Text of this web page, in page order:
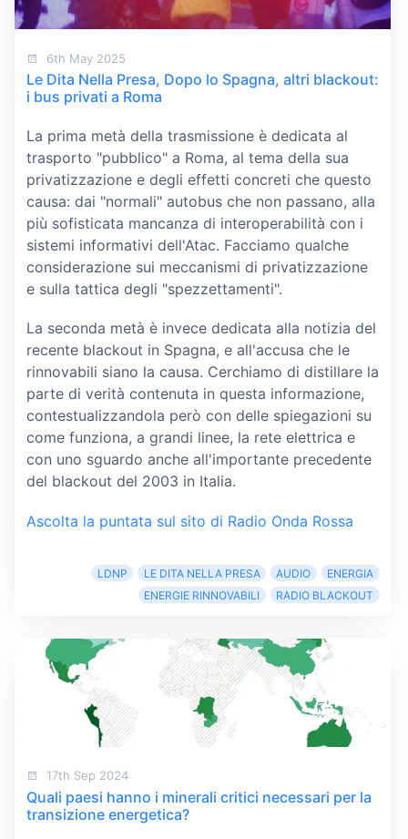
6th May 2025
Le Dita Nella Presa, Dopo lo Spagna, altri blackout:
i bus privati a Roma
La prima metà della trasmissione è dedicata al
trasporto "pubblico" a Roma, al tema della sua
privatizzazione e degli effetti concreti che questo
causa: dai "normali" autobus che non passano, alla
più sofisticata mancanza di interoperabilità con i
sistemi informativi dell'Atac. Facciamo qualche
considerazione sui meccanismi di privatizzazione
e sulla tattica degli "spezzettamenti".
La seconda metà è invece dedicata alla notizia del
recente blackout in Spagna, e all'accusa che le
rinnovabili siano la causa. Cerchiamo di distillare la
parte di verità contenuta in questa informazione,
contestualizzandola però con delle spiegazioni su
come funziona, a grandi linee, la rete elettrica e
con uno sguardo anche all'importante precedente
del blackout del 2003 in Italia.
Ascolta la puntata sul sito di Radio Onda Rossa
LDNP LE DITA NELLA PRESA AUDIO
ENERGIA
ENERGIE RINNOVABILI
RADIO BLACKOUT
17th Sep 2024
Quali paesi hanno i minerali critici necessari per la
transizione energetica?